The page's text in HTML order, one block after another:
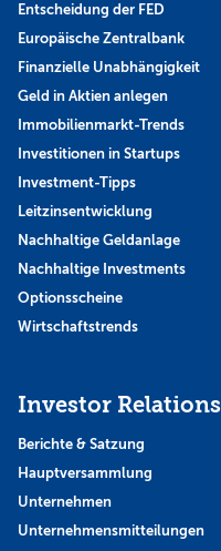
Entscheidung der FED
Europäische Zentralbank
Finanzielle Unabhängigkeit
Geld in Aktien anlegen
Immobilienmarkt-Trends
Investitionen in Startups
Investment-Tipps
Leitzinsentwicklung
Nachhaltige Geldanlage
Nachhaltige Investments
Optionsscheine
Wirtschaftstrends
Investor Relations
Berichte & Satzung
Hauptversammlung
Unternehmen
Unternehmensmitteilungen